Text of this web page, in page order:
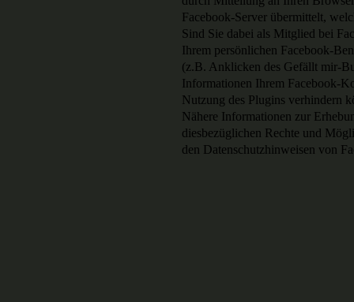
Facebook-Server übermittelt,
Sind Sie dabei als Mitglied bei
Ihrem persönlichen Facebook-
(z.B. Anklicken des Gefällt mir-
Informationen Ihrem Facebook-
Nutzung des Plugins verhindern
Nähere Informationen zur
diesbezüglichen Rechte und
den Datenschutzhinweisen von